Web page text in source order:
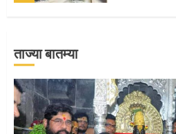
1
ताज्या बातम्या